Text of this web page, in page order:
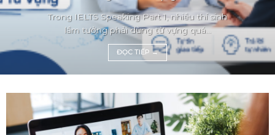
Trong IELTS Speaking Part 1, nhiều thí sinh
lầm tưởng phải dùng từ vựng quá...
ĐỌC TIẾP →